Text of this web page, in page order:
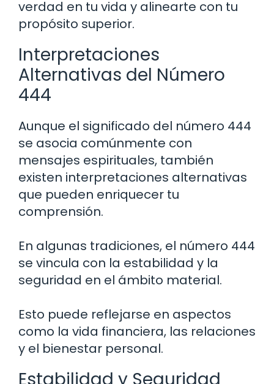
verdad en tu vida y alinearte con tu
propósito superior.
Interpretaciones
Alternativas del Número
444
Aunque el significado del número 444
se asocia comúnmente con
mensajes espirituales, también
existen interpretaciones alternativas
que pueden enriquecer tu
comprensión.
En algunas tradiciones, el número 444
se vincula con la estabilidad y la
seguridad en el ámbito material.
Esto puede reflejarse en aspectos
como la vida financiera, las relaciones
y el bienestar personal.